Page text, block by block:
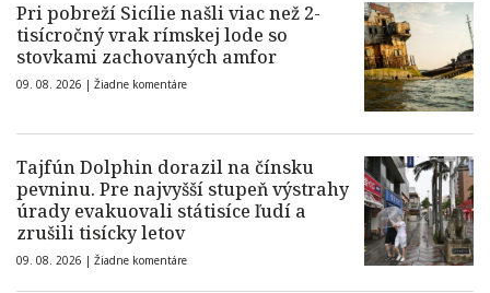
Pri pobreží Sicílie našli viac než 2-
tisícročný vrak rímskej lode so
stovkami zachovaných amfor
09. 08. 2026 | Žiadne komentáre
Tajfún Dolphin dorazil na čínsku
pevninu. Pre najvyšší stupeň výstrahy
úrady evakuovali státisíce ľudí a
zrušili tisícky letov
09. 08. 2026 | Žiadne komentáre